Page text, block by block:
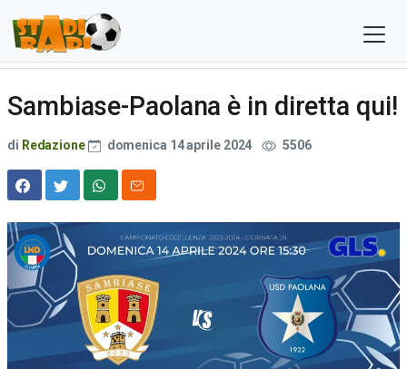
Sambiase-Paolana è in diretta qui!
di Redazione domenica 14 aprile 2024 5506